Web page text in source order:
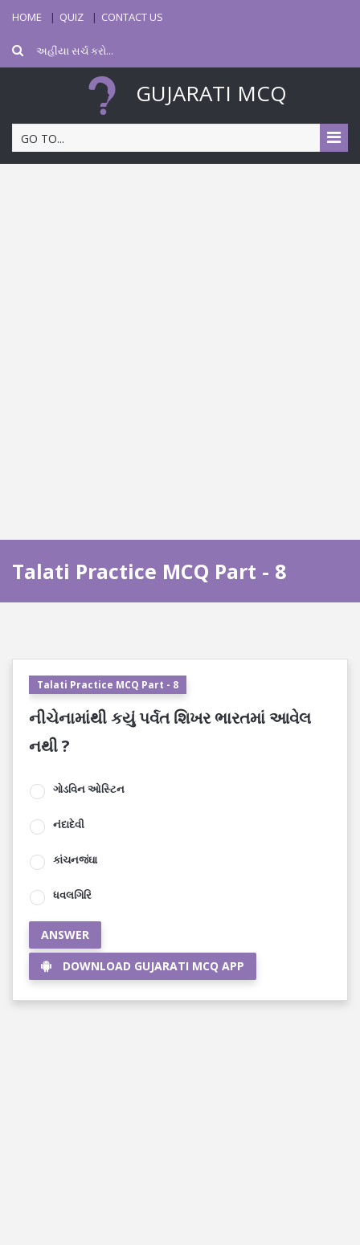
HOME QUIZ CONTACT US
GUJARATI MCQ
GO TO...
Talati Practice MCQ Part - 8
Talati Practice MCQ Part - 8
નીચેનામાંથી કયું પર્વત શિખર ભારતમાં આવેલ
નથી ?
ગોડવિન ઓસ્ટિન
નંદાદેવી
કાંચનજંઘા
ધવલગિરિ
ANSWER
DOWNLOAD GUJARATI MCQ APP